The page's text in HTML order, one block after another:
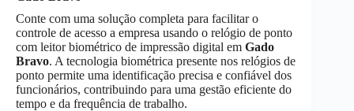
Conte com uma solução completa para facilitar o
controle de acesso a empresa usando o relógio de ponto
com leitor biométrico de impressão digital em Gado
Bravo. A tecnologia biométrica presente nos relógios de
ponto permite uma identificação precisa e confiável dos
funcionários, contribuindo para uma gestão eficiente do
tempo e da frequência de trabalho.